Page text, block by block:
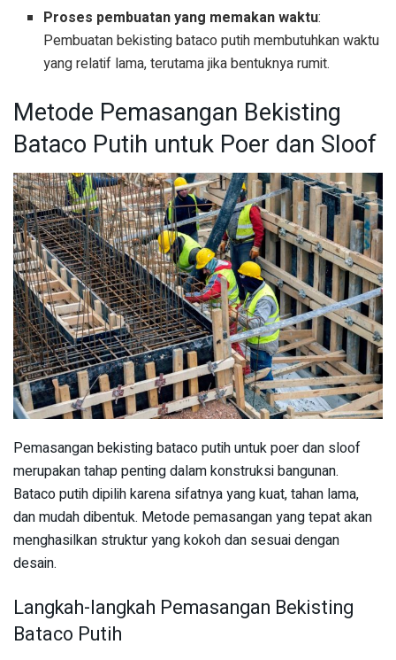
Proses pembuatan yang memakan waktu:
Pembuatan bekisting bataco putih membutuhkan waktu
yang relatif lama, terutama jika bentuknya rumit.
Metode Pemasangan Bekisting
Bataco Putih untuk Poer dan Sloof
Pemasangan bekisting bataco putih untuk poer dan sloof
merupakan tahap penting dalam konstruksi bangunan.
Bataco putih dipilih karena sifatnya yang kuat, tahan lama,
dan mudah dibentuk. Metode pemasangan yang tepat akan
menghasilkan struktur yang kokoh dan sesuai dengan
desain.
Langkah-langkah Pemasangan Bekisting
Bataco Putih